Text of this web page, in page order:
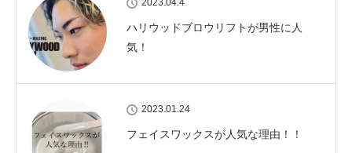
ハリウッドブロウリフトが男性に人
気！
2023.01.24
フェイスワックスが人気な理由！！